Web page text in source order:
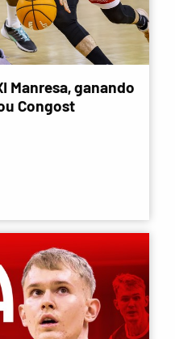
Manresa, ganando
Congost